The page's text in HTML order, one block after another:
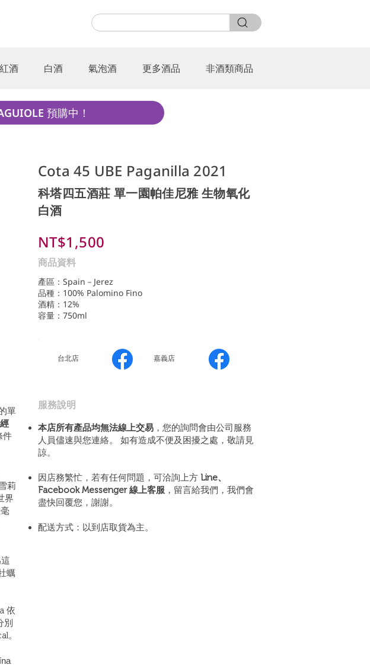
紅酒 白酒 氣泡酒 更多酒品 非酒類商品
預購中！
單
件
莉
界
蠣
依
別
。
Cota 45 UBE Paganilla 2021
科塔四五酒莊 單一園帕佳尼雅 生物氧化
白酒
NT$1,500
商品資料
產區：Spain－Jerez
品種：100% Palomino Fino
酒精：12%
容量：750ml
​台北店 嘉義店
​服務說明
本店所有產品均無法線上交易 ，您的詢問會由公司服務
人員儘速與您連絡。 如有造成不便及困擾之處，敬請見
諒。
因店務繁忙，若有任何問題，可洽詢上方 Line、
Facebook Messenger 線上客服 ，留言給我們，我們會
盡快回覆您，謝謝。
配送方式：以到店取貨為主。